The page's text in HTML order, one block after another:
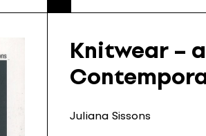
Knitwear –
Juliana Sissons